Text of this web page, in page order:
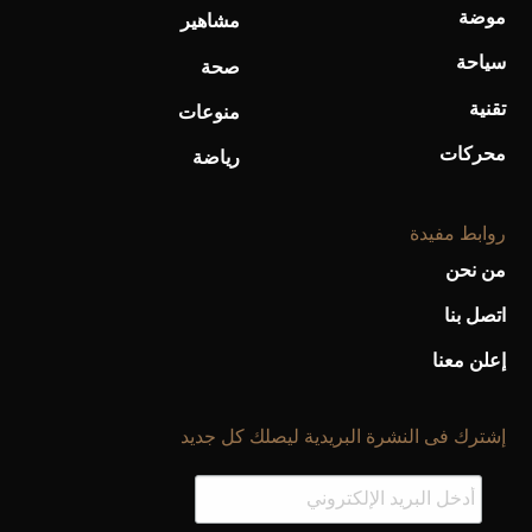
موضة
سياحة
تقنية
محركات
مشاهير
صحة
منوعات
رياضة
روابط مفيدة
من نحن
اتصل بنا
إعلن معنا
إشترك فى النشرة البريدية ليصلك كل جديد